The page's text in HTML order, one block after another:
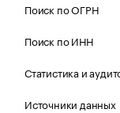
Поиск по ОГРН
Поиск по ИНН
Статистика и
Источники данных